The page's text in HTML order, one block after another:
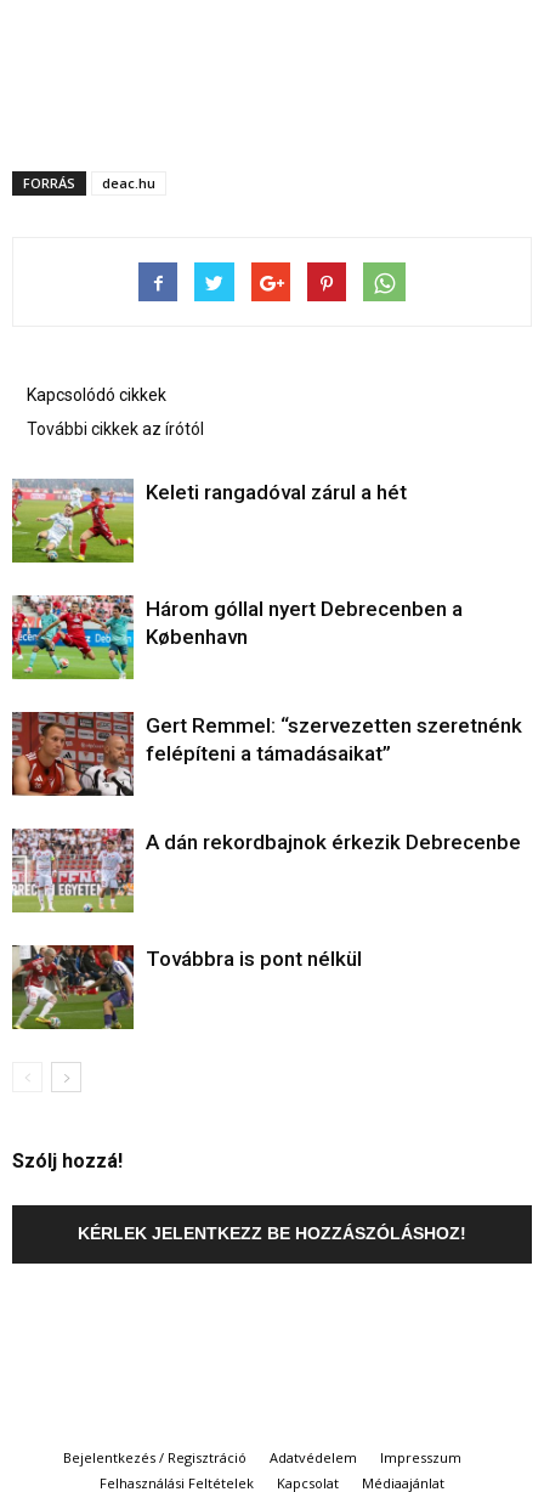
FORRÁS deac.hu
Kapcsolódó cikkek
További cikkek az írótól
Keleti rangadóval zárul a hét
Három góllal nyert Debrecenben a
København
Gert Remmel: “szervezetten szeretnénk
felépíteni a támadásaikat”
A dán rekordbajnok érkezik Debrecenbe
Továbbra is pont nélkül
Szólj hozzá!
KÉRLEK JELENTKEZZ BE HOZZÁSZÓLÁSHOZ!
Bejelentkezés / Regisztráció Adatvédelem
Impresszum
Felhasználási Feltételek
Kapcsolat Médiaajánlat